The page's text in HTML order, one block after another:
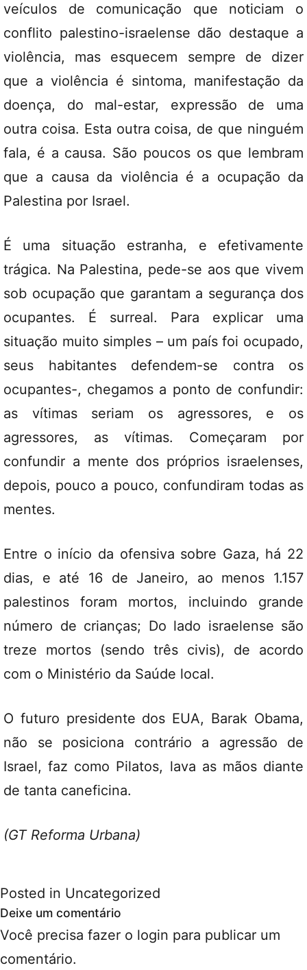
veículos de comunicação que noticiam o
conflito palestino-israelense dão destaque a
violência, mas esquecem sempre de dizer
que a violência é sintoma, manifestação da
doença, do mal-estar, expressão de uma
outra coisa. Esta outra coisa, de que ninguém
fala, é a causa. São poucos os que lembram
que a causa da violência é a ocupação da
Palestina por Israel.
É uma situação estranha, e efetivamente
trágica. Na Palestina, pede-se aos que vivem
sob ocupação que garantam a segurança dos
ocupantes. É surreal. Para explicar uma
situação muito simples – um país foi ocupado,
seus habitantes defendem-se contra os
ocupantes-, chegamos a ponto de confundir:
as vítimas seriam os agressores, e os
agressores, as vítimas. Começaram por
confundir a mente dos próprios israelenses,
depois, pouco a pouco, confundiram todas as
mentes.
Entre o início da ofensiva sobre Gaza, há 22
dias, e até 16 de Janeiro, ao menos 1.157
palestinos foram mortos, incluindo grande
número de crianças; Do lado israelense são
treze mortos (sendo três civis), de acordo
com o Ministério da Saúde local.
O futuro presidente dos EUA, Barak Obama,
não se posiciona contrário a agressão de
Israel, faz como Pilatos, lava as mãos diante
de tanta caneficina.
(GT Reforma Urbana)
Posted in Uncategorized
Deixe um comentário
Você precisa fazer o login para publicar um
comentário.